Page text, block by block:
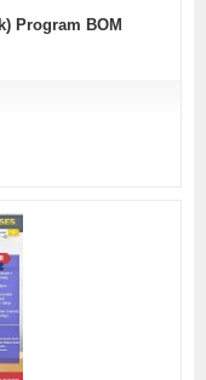
Program BOM